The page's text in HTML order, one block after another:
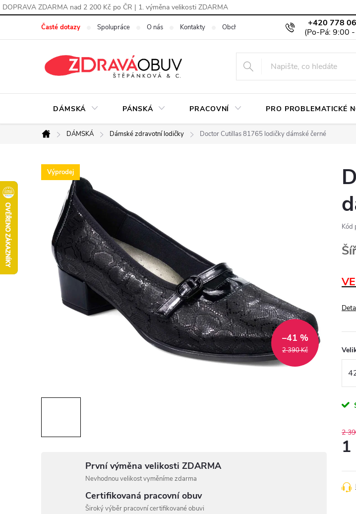
DOPRAVA ZDARMA nad 2 200 Kč po ČR | 1. výměna velikosti ZDARMA
+420 778
Časté dotazy Spolupráce O nás Kontakty Obchodní podmínky Podmínky ochrany
DÁMSKÁ PÁNSKÁ PRACOVNÍ PRO PROBLEMATICKÉ
Domů
DÁMSKÁ Dámské zdravotní lodičky Doctor Cutillas 81765 lodičky dámské černé
Výprodej
2 390 Kč
–41 %
První výměna velikosti ZDARMA
Nevhodnou velikost vyměníme zdarma
Certifikovaná pracovní obuv
Široký výběr pracovní certifikované obuvi
Kód
2
1